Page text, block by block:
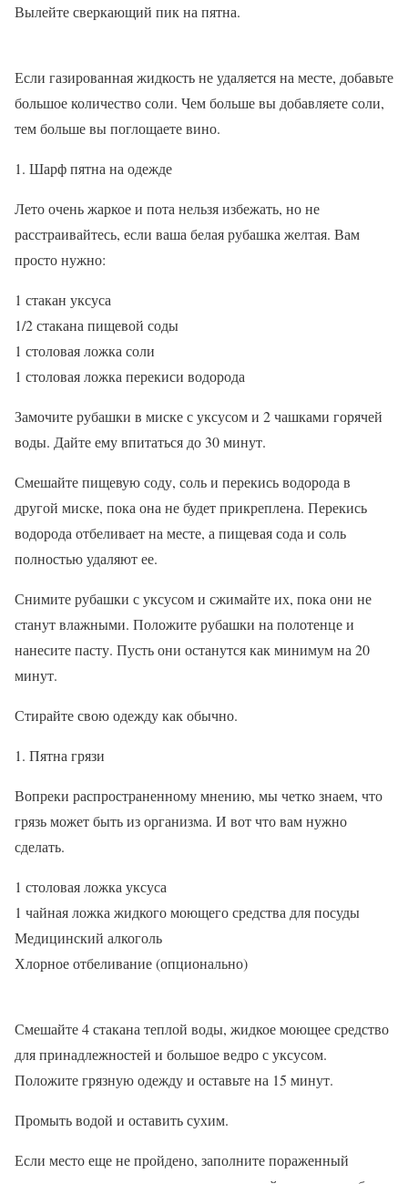
Вылейте сверкающий пик на пятна.
Если газированная жидкость не удаляется на месте, добавьте
большое количество соли. Чем больше вы добавляете соли,
тем больше вы поглощаете вино.
Шарф пятна на одежде
Лето очень жаркое и пота нельзя избежать, но не
расстраивайтесь, если ваша белая рубашка желтая. Вам
просто нужно:
1 стакан уксуса
1/2 стакана пищевой соды
1 столовая ложка соли
1 столовая ложка перекиси водорода
Замочите рубашки в миске с уксусом и 2 чашками горячей
воды. Дайте ему впитаться до 30 минут.
Смешайте пищевую соду, соль и перекись водорода в
другой миске, пока она не будет прикреплена. Перекись
водорода отбеливает на месте, а пищевая сода и соль
полностью удаляют ее.
Снимите рубашки с уксусом и сжимайте их, пока они не
станут влажными. Положите рубашки на полотенце и
нанесите пасту. Пусть они останутся как минимум на 20
минут.
Стирайте свою одежду как обычно.
Пятна грязи
Вопреки распространенному мнению, мы четко знаем, что
грязь может быть из организма. И вот что вам нужно
сделать.
1 столовая ложка уксуса
1 чайная ложка жидкого моющего средства для посуды
Медицинский алкоголь
Хлорное отбеливание (опционально)
Смешайте 4 стакана теплой воды, жидкое моющее средство
для принадлежностей и большое ведро с уксусом.
Положите грязную одежду и оставьте на 15 минут.
Промыть водой и оставить сухим.
Если место еще не пройдено, заполните пораженный